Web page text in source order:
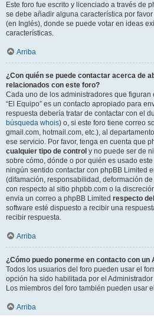
Este foro fue escrito y licenciado a través de
se debe añadir alguna característica por favor
(en Inglés), donde se puede votar en ideas
características.
Arriba
¿Con quién se puede contactar acerca de
relacionados con este foro?
Cada uno de los administradores que
“El Equipo” es un contacto apropiado para
respuesta debería tratar de contactar con el
búsqueda whois) o, si este foro tiene correo
gmail.com, hotmail.com, etc.), al
ese servicio. Por favor, tenga en cuenta que
cualquier tipo de control y no puede ser de
sobre cómo, dónde o por quién es usado
ningún sentido contactar con phpBB Limited
(difamación, responsabilidad, deformación
con respecto al sitio phpbb.com o la
envia un correo a phpBB Limited respecto
software esté dispuesto a recibir una
recibir respuesta.
Arriba
¿Cómo puedo ponerme en contacto con un
Todos los usuarios del foro pueden usar el
opción ha sido habilitada por el
Los miembros del foro también pueden usar
Arriba